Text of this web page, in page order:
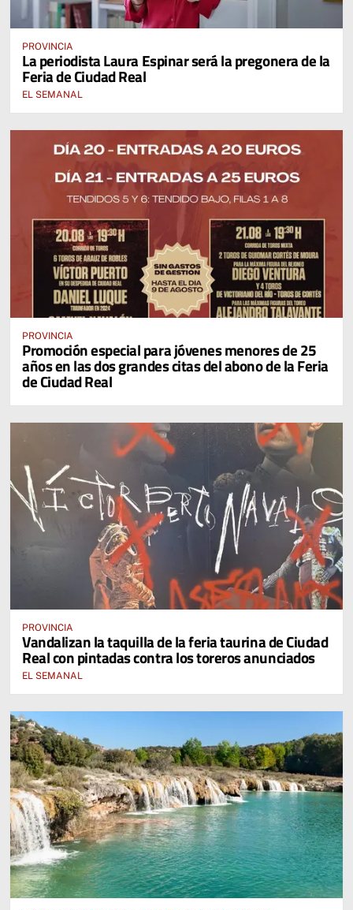
PROVINCIA
La periodista Laura Espinar será la pregonera de la
Feria de Ciudad Real
EL SEMANAL
PROVINCIA
Promoción especial para jóvenes menores de 25
años en las dos grandes citas del abono de la Feria
de Ciudad Real
PROVINCIA
Vandalizan la taquilla de la feria taurina de Ciudad
Real con pintadas contra los toreros anunciados
EL SEMANAL